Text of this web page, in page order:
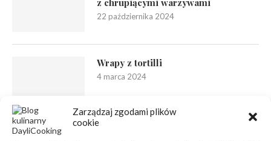
Zarządzaj zgodami plików
cookie
22 października 2024
Wrapy z tortilli
4 marca 2024